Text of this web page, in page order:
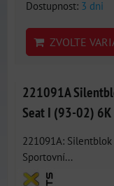
Dostupnost: 3 dni
ZVOLTE
221091A
Seat I (93-02) 6K
221091A: Silentblok
Sportovní...